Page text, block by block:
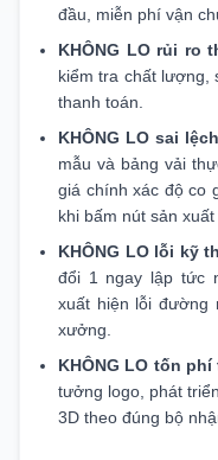
đầu, miễn phí vận
KHÔNG LO rủi ro
kiểm tra chất lượng,
thanh toán.
KHÔNG LO sai
mẫu và bảng vải
giá chính xác độ co
khi bấm nút sản xuất
KHÔNG LO lỗi kỹ
đổi 1 ngay lập tức
xuất hiện lỗi đường
xưởng.
KHÔNG LO tốn
tưởng logo, phát
3D theo đúng bộ